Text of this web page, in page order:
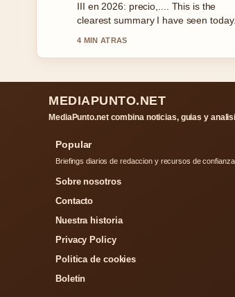
su relación... closely - appreciate the
balanced tone here.
6 MIN ATRAS
MEDIAPUNTO.NET
MediaPunto.net combina noticias, guias y
Popular
Briefings diarios de redaccion y recursos de
Sobre nosotros
Contacto
Nuestra historia
Privacy Policy
Politica de cookies
Boletin